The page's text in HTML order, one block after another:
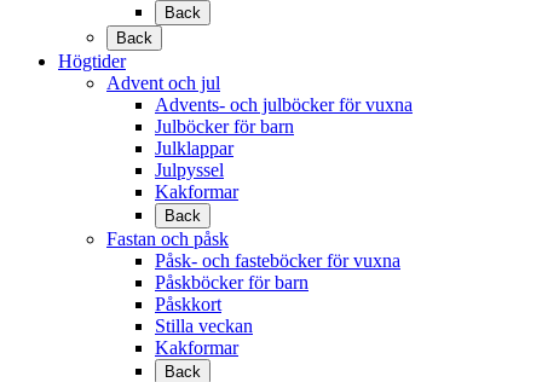
Back
Back
Högtider
Advent och jul
Advents- och julböcker för vuxna
Julböcker för barn
Julklappar
Julpyssel
Kakformar
Back
Fastan och påsk
Påsk- och fasteböcker för vuxna
Påskböcker för barn
Påskkort
Stilla veckan
Kakformar
Back